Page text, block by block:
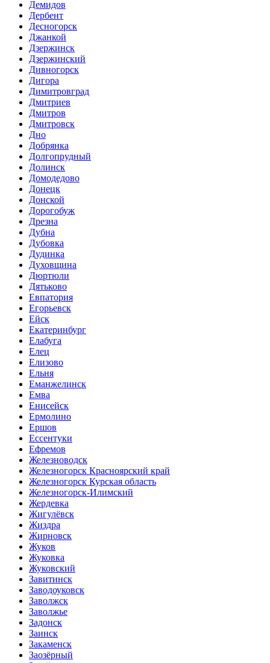
Демидов
Дербент
Десногорск
Джанкой
Дзержинск
Дзержинский
Дивногорск
Дигора
Димитровград
Дмитриев
Дмитров
Дмитровск
Дно
Добрянка
Долгопрудный
Долинск
Домодедово
Донецк
Донской
Дорогобуж
Дрезна
Дубна
Дубовка
Дудинка
Духовщина
Дюртюли
Дятьково
Евпатория
Егорьевск
Ейск
Екатеринбург
Елабуга
Елец
Елизово
Ельня
Еманжелинск
Емва
Енисейск
Ермолино
Ершов
Ессентуки
Ефремов
Железноводск
Железногорск Красноярский край
Железногорск Курская область
Железногорск-Илимский
Жердевка
Жигулёвск
Жиздра
Жирновск
Жуков
Жуковка
Жуковский
Завитинск
Заводоуковск
Заволжск
Заволжье
Задонск
Заинск
Закаменск
Заозёрный